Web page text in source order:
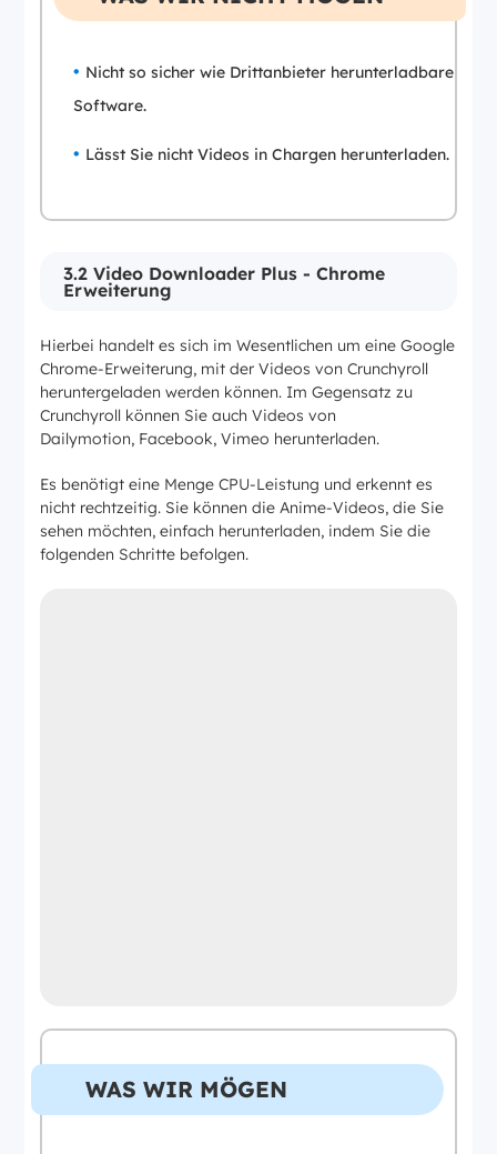
Nicht so sicher wie Drittanbieter herunterladbare
Software.
Lässt Sie nicht Videos in Chargen herunterladen.
3.2 Video Downloader Plus - Chrome
Erweiterung
Hierbei handelt es sich im Wesentlichen um eine Google
Chrome-Erweiterung, mit der Videos von Crunchyroll
heruntergeladen werden können. Im Gegensatz zu
Crunchyroll können Sie auch Videos von
Dailymotion, Facebook, Vimeo herunterladen.
Es benötigt eine Menge CPU-Leistung und erkennt es
nicht rechtzeitig. Sie können die Anime-Videos, die Sie
sehen möchten, einfach herunterladen, indem Sie die
folgenden Schritte befolgen.
WAS WIR MÖGEN